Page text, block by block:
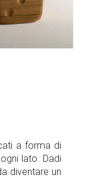
a forma di
lato. Dadi
diventare un